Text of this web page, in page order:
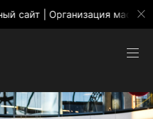
Организация массовых